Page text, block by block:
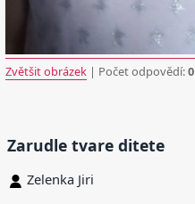
Zvětšit obrázek | Počet odpovědí:0
Zarudle tvare ditete
Zelenka Jiri